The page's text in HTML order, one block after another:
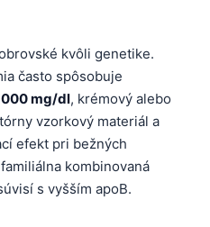
kvôli genetike.
často spôsobuje
mg/dl, krémový alebo
vzorkový materiál a
efekt pri bežných
kombinovaná
s vyšším apoB.